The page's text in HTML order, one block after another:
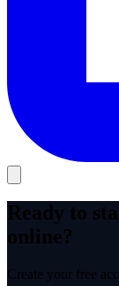
Ready to
online?
Create your free